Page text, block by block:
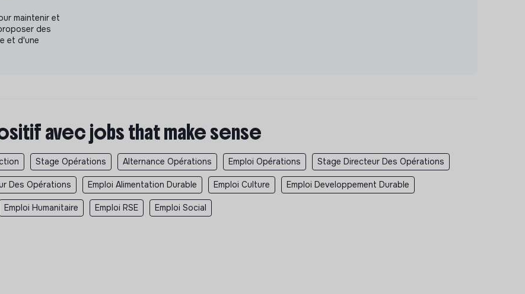
maintenir et
des
et d'une
avec jobs that make sense
Stage Opérations Alternance Opérations Emploi Opérations Stage Directeur Des Opérations
Des Opérations Emploi Alimentation Durable Emploi Culture Emploi Developpement Durable
Emploi Humanitaire Emploi RSE Emploi Social